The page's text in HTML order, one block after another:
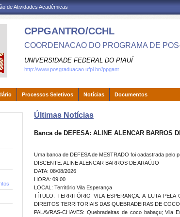
de Atividades Acadêmicas
CPPGANTRO/CCHL
COORDENACAO DO PROGRAMA DE
UNIVERSIDADE FEDERAL DO PIAUÍ
http://www.posgraduacao.ufpi.br//ppgant
Processos Seletivos Notícias Documentos
Últimas Notícias
Banca de DEFESA: ALINE ALENCAR BARROS
Uma banca de DEFESA de MESTRADO foi cadastrada pelo
DISCENTE: ALINE ALENCAR BARROS DE ARAÚJO
DATA: 08/08/2026
HORA: 09:00
LOCAL: Território Vila Esperança
TÍTULO: TERRITÓRIO VILA ESPERANÇA: A LUTA PELA
DIREITOS TERRITORIAIS DAS QUEBRADEIRAS DE
PALAVRAS-CHAVES: Quebradeiras de coco babaçu; Vila